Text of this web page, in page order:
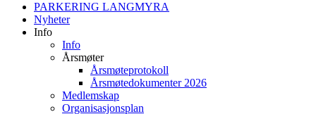
PARKERING LANGMYRA
Nyheter
Info
Info
Årsmøter
Årsmøteprotokoll
Årsmøtedokumenter 2026
Medlemskap
Organisasjonsplan